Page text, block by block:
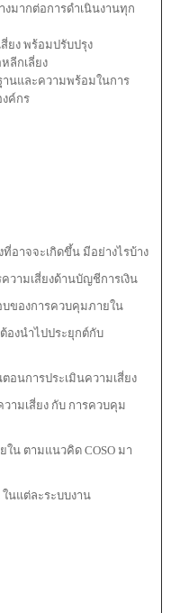
มากต่อการดำเนินงานทุก
ยง พร้อมปรับปรุง
ลีกเลี่ยง
านและความพร้อมในการ
งค์กร
อาจจะเกิดขึ้น มีอย่างไรบ้าง
วามเสี่ยงด้านบัญชีการเงิน
ของการควบคุมภายใน
องนำไปประยุกต์กับ
อนการประเมินความเสี่ยง
ามเสี่ยง กับ การควบคุม
น ตามแนวคิด COSO มา
นแต่ละระบบงาน